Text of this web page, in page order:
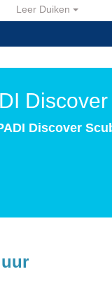
Leer Duiken
Discover